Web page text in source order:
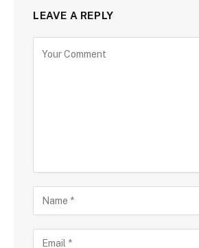
LEAVE A REPLY